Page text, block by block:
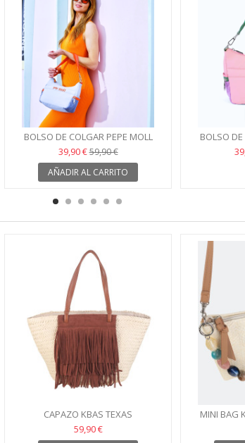
BOLSO DE COLGAR PEPE MOLL
CANDY AZUL
39,90 €59,90 €
AÑADIR AL CARRITO
BOLSO
CAPAZO KBAS TEXAS
59,90 €
MINI BAG